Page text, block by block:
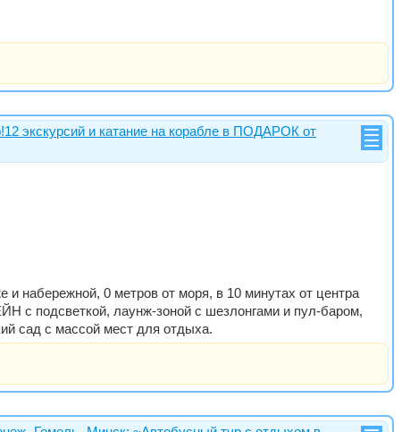
экскурсий и катание на корабле в ПОДАРОК от
набережной, 0 метров от моря, в 10 минутах от центра
с подсветкой, лаунж-зоной с шезлонгами и пул-баром,
сад с массой мест для отдыха.